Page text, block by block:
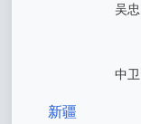
吴忠
中卫
新疆